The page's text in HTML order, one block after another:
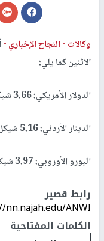
وكالات -النجاح الإخباري -
الاثنين كما يلي:
الدولار الأمريكي: 3.66 شيكل
الدينار الأردني: 5.16 شيكل
اليورو الأوروبي: 3.97 شيكل
رابط قصير
ANWI/
الكلمات المفتاحية